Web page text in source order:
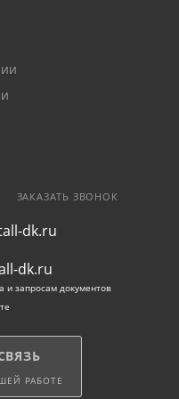
ЗАКАЗАТЬ ЗВОНОК
dk.ru
dk.ru
и запросам документов
РАБОТЕ